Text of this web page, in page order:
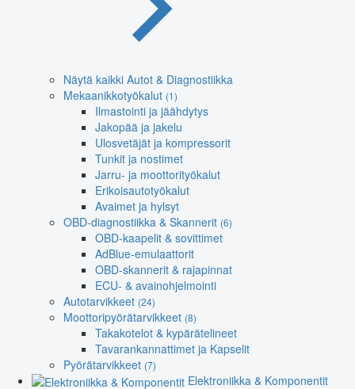
Näytä kaikki Autot & Diagnostiikka
Mekaanikkotyökalut (1)
Ilmastointi ja jäähdytys
Jakopää ja jakelu
Ulosvetäjät ja kompressorit
Tunkit ja nostimet
Jarru- ja moottorityökalut
Erikoisautotyökalut
Avaimet ja hylsyt
OBD-diagnostiikka & Skannerit (6)
OBD-kaapelit & sovittimet
AdBlue-emulaattorit
OBD-skannerit & rajapinnat
ECU- & avainohjelmointi
Autotarvikkeet (24)
Moottoripyörätarvikkeet (8)
Takakotelot & kypärätelineet
Tavarankannattimet ja Kapselit
Pyörätarvikkeet (7)
Elektroniikka & Komponentit